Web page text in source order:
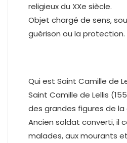
religieux du XXe siècle.
Objet chargé de sens,
guérison ou la protection.
Qui est Saint Camille de
Saint Camille de Lellis
des grandes figures de
Ancien soldat converti, il
malades, aux mourants